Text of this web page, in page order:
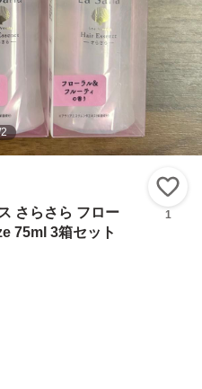
2
さらさら フロー
75ml 3箱セット
1